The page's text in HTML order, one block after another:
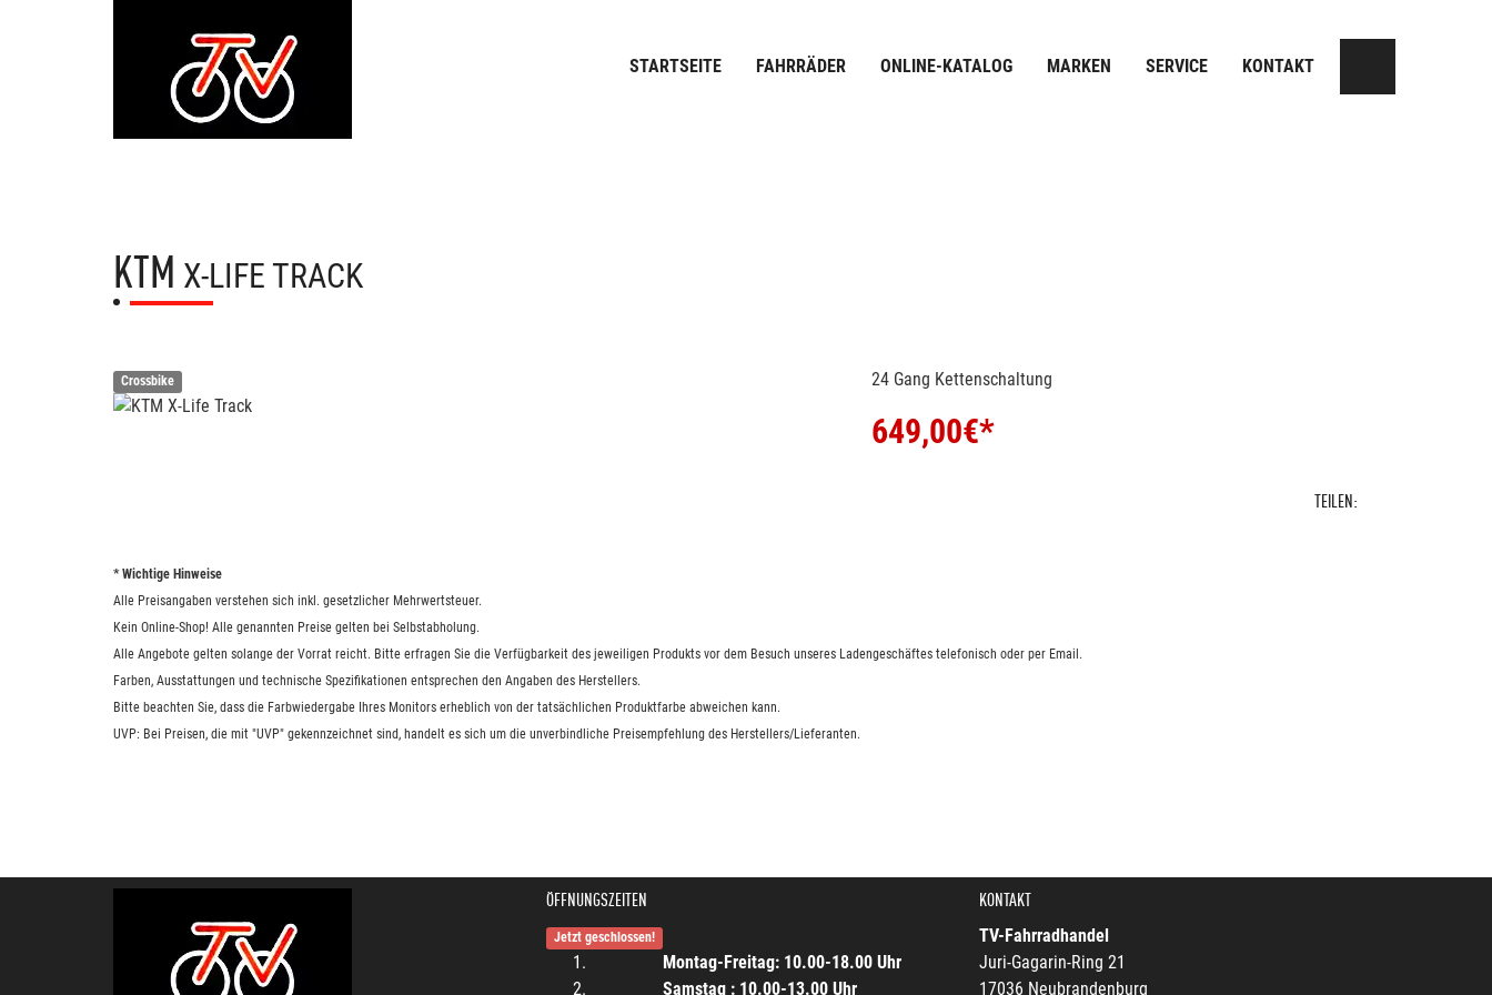
STARTSEITE FAHRRÄDER ONLINE-KATALOG MARKEN SERVICE KONTAKT
KTM X-LIFE TRACK
Crossbike 24 Gang Kettenschaltung
649,00€*
TEILEN:
* Wichtige Hinweise
Alle Preisangaben verstehen sich inkl. gesetzlicher Mehrwertsteuer.
Kein Online-Shop! Alle genannten Preise gelten bei Selbstabholung.
Alle Angebote gelten solange der Vorrat reicht. Bitte erfragen Sie die Verfügbarkeit des jeweiligen Produkts vor dem Besuch unseres Ladengeschäftes telefonisch oder per Email.
Farben, Ausstattungen und technische Spezifikationen entsprechen den Angaben des Herstellers.
Bitte beachten Sie, dass die Farbwiedergabe Ihres Monitors erheblich von der tatsächlichen Produktfarbe abweichen kann.
UVP: Bei Preisen, die mit "UVP" gekennzeichnet sind, handelt es sich um die unverbindliche Preisempfehlung des Herstellers/Lieferanten.
ÖFFNUNGSZEITEN
Jetzt geschlossen!
Montag-Freitag: 10.00-18.00 Uhr
Samstag : 10.00-13.00 Uhr
KONTAKT
TV-Fahrradhandel
Juri-Gagarin-Ring 21
17036 Neubrandenburg